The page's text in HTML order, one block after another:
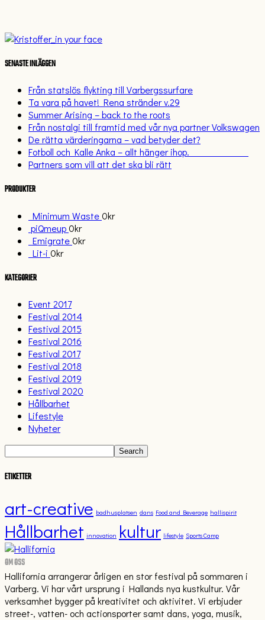
SENASTE INLÄGGEN
Från statslös flykting till Varbergssurfare
Ta vara på havet! Rena stränder v.29
Summer Arising – back to the roots
Från nostalgi till framtid med vår nya partner Volkswagen
De rätta värderingarna – vad betyder det?
Fotboll och Kalle Anka – allt hänger ihop.
Partners som vill att det ska bli rätt
PRODUKTER
Minimum Waste0kr
piQmeup0kr
Emigrate0kr
Lit-i 0kr
KATEGORIER
Event 2017
Festival 2014
Festival 2015
Festival 2016
Festival 2017
Festival 2018
Festival 2019
Festival 2020
Hållbarhet
Lifestyle
Nyheter
ETIKETTER
art-creative badhusplatsen dans Food and Beverage hallispirit
Hållbarhet innovation kultur lifestyle Sports Camp
OM OSS
Hallifornia arrangerar årligen en stor festival på sommaren i
Varberg. Vi har vårt ursprung i Hallands nya kustkultur. Vår
verksamhet bygger på kreativitet och aktivitet. Vi erbjuder
street-, vatten- och actionsporter samt dans, yoga, musik,